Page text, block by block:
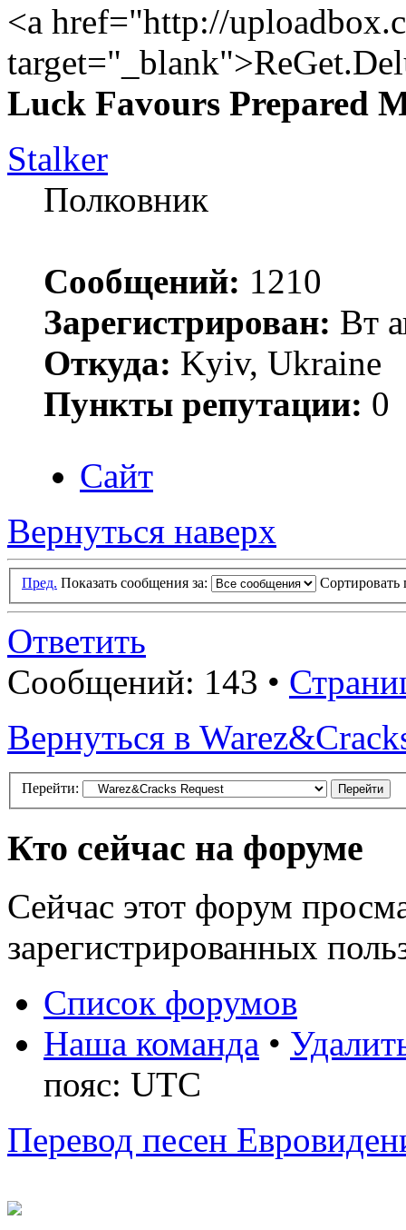
<a href="http://
Luck Favours Prepared
Stalker
Полковник
Сообщений: 1210
Зарегистрирован: Вт
Откуда: Kyiv, Ukraine
Пункты репутации: 0
Сайт
Вернуться наверх
Пред. Показать сообщения за: Сортировать
Ответить
Сообщений: 143 •
Вернуться в
Перейти:
Кто сейчас на форуме
Сейчас этот форум
зарегистрированных
Список форумов
Наша команда •
пояс: UTC
Перевод песен